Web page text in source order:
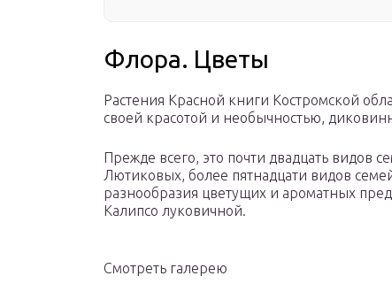
Флора. Цветы
Растения Красной книги Костромской
своей красотой и необычностью,
Прежде всего, это почти двадцать видов
Лютиковых, более пятнадцати видов
разнообразия цветущих и ароматных
Калипсо луковичной.
Смотреть галерею